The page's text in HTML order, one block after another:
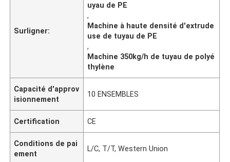
Surligner:
uyau de PE
,
Machine à haute densité d'extrude
use de tuyau de PE
,
Machine 350kg/h de tuyau de polyé
thylène
Capacité d'approv
isionnement
10 ENSEMBLES
Certification CE
Conditions de pai
ement
L/C, T/T, Western Union